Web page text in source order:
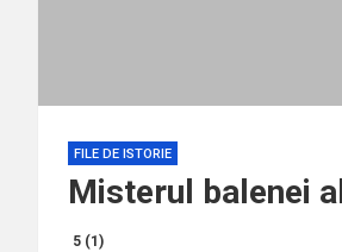
FILE DE ISTORIE
Misterul balenei
5 (1)